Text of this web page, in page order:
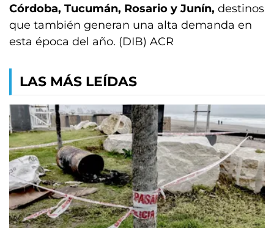
Córdoba, Tucumán, Rosario y Junín, destinos
que también generan una alta demanda en
esta época del año. (DIB) ACR
LAS MÁS LEÍDAS